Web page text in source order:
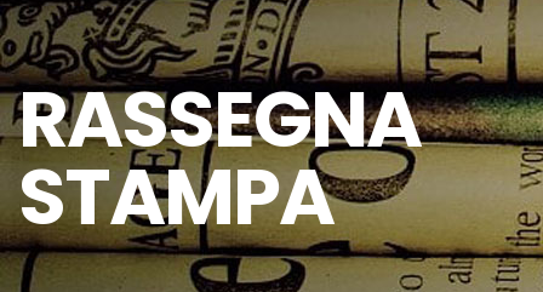
RASSEGNA
STAMPA